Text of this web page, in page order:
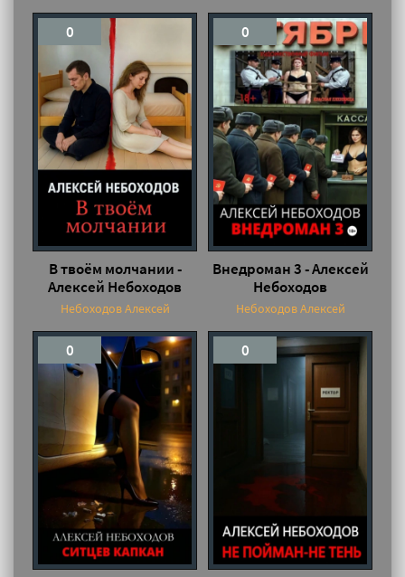
0
В твоём молчании -
Алексей Небоходов
Небоходов Алексей
0
Внедроман 3 - Алексей
Небоходов
Небоходов Алексей
0 0